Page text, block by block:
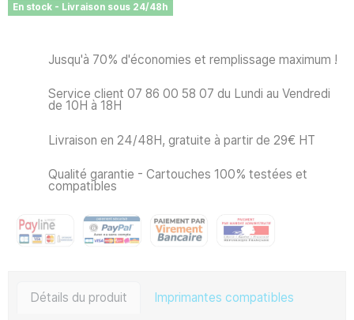
En stock - Livraison sous 24/48h
Jusqu'à 70% d'économies et remplissage maximum !
Service client 07 86 00 58 07 du Lundi au Vendredi
de 10H à 18H
Livraison en 24/48H, gratuite à partir de 29€ HT
Qualité garantie - Cartouches 100% testées et
compatibles
Détails du produit Imprimantes compatibles